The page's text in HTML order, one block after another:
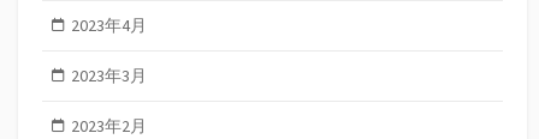
2023年4月
2023年3月
2023年2月